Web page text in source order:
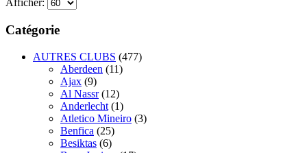
Afficher:
Catégorie
AUTRES CLUBS (477)
Aberdeen (11)
Ajax (9)
Al Nassr (12)
Anderlecht (1)
Atletico Mineiro (3)
Benfica (25)
Besiktas (6)